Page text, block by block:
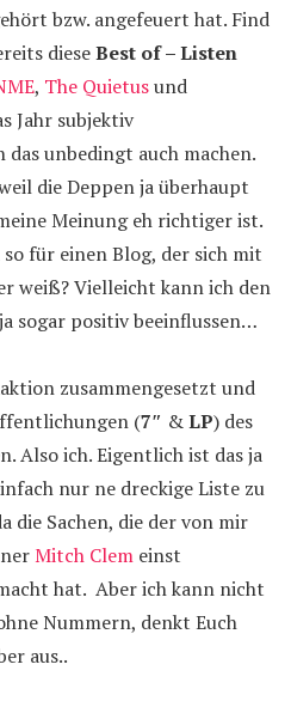
bzw. angefeuert hat. Find
dieseBest of – Listen
, The Quietusund
Jahr subjektiv
das unbedingt auch machen.
die Deppen ja überhaupt
Meinung eh richtiger ist.
für einen Blog, der sich mit
weiß? Vielleicht kann ich den
sogar positiv beeinflussen…
zusammengesetzt und
(7″ &LP) des
Also ich. Eigentlich ist das ja
nur ne dreckige Liste zu
die Sachen, die der von mir
Mitch Clem einst
hat. Aber ich kann nicht
Nummern, denkt Euch
aus..